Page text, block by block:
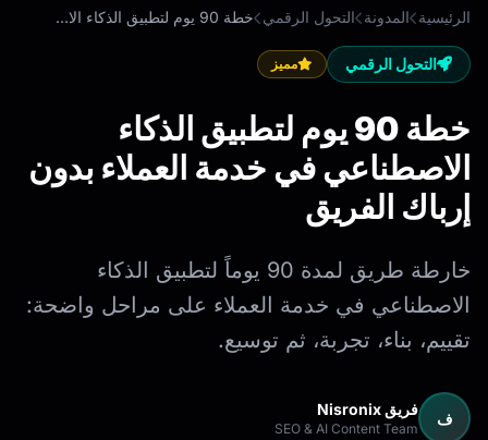
الرئيسية المدونة التحول الرقمي خطة 90 يوم لتطبيق الذكاء الاصطناعي في خدمة العملاء بدون إرباك الفريق
التحول الرقمي مميز
خطة 90 يوم لتطبيق الذكاء
الاصطناعي في خدمة العملاء بدون
إرباك الفريق
خارطة طريق لمدة 90 يوماً لتطبيق الذكاء
الاصطناعي في خدمة العملاء على مراحل واضحة:
تقييم، بناء، تجربة، ثم توسيع.
ف فريق Nisronix
SEO & AI Content Team